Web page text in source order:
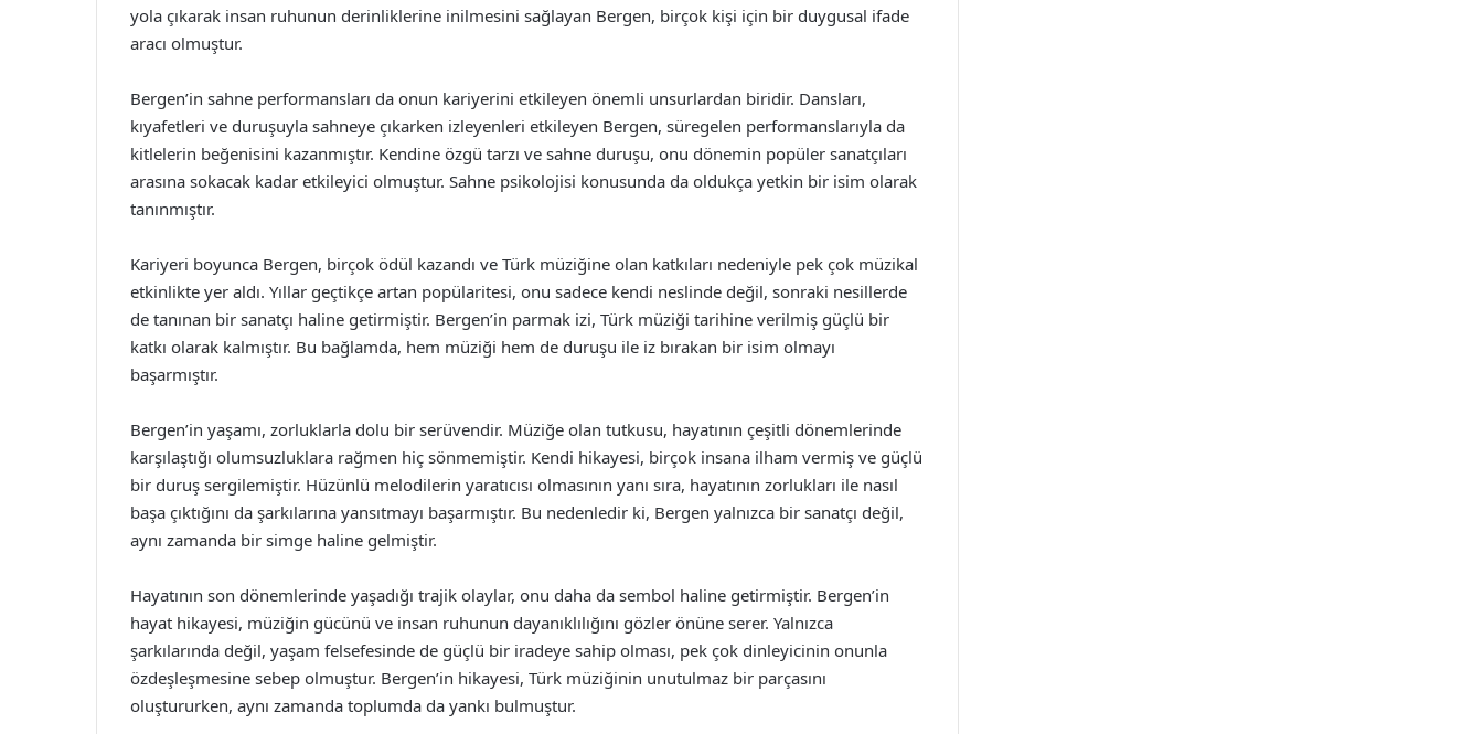
yola çıkarak insan ruhunun derinliklerine inilmesini sağlayan Bergen, birçok kişi için bir duygusal ifade
aracı olmuştur.
Bergen’in sahne performansları da onun kariyerini etkileyen önemli unsurlardan biridir. Dansları,
kıyafetleri ve duruşuyla sahneye çıkarken izleyenleri etkileyen Bergen, süregelen performanslarıyla da
kitlelerin beğenisini kazanmıştır. Kendine özgü tarzı ve sahne duruşu, onu dönemin popüler sanatçıları
arasına sokacak kadar etkileyici olmuştur. Sahne psikolojisi konusunda da oldukça yetkin bir isim olarak
tanınmıştır.
Kariyeri boyunca Bergen, birçok ödül kazandı ve Türk müziğine olan katkıları nedeniyle pek çok müzikal
etkinlikte yer aldı. Yıllar geçtikçe artan popülaritesi, onu sadece kendi neslinde değil, sonraki nesillerde
de tanınan bir sanatçı haline getirmiştir. Bergen’in parmak izi, Türk müziği tarihine verilmiş güçlü bir
katkı olarak kalmıştır. Bu bağlamda, hem müziği hem de duruşu ile iz bırakan bir isim olmayı
başarmıştır.
Bergen’in yaşamı, zorluklarla dolu bir serüvendir. Müziğe olan tutkusu, hayatının çeşitli dönemlerinde
karşılaştığı olumsuzluklara rağmen hiç sönmemiştir. Kendi hikayesi, birçok insana ilham vermiş ve güçlü
bir duruş sergilemiştir. Hüzünlü melodilerin yaratıcısı olmasının yanı sıra, hayatının zorlukları ile nasıl
başa çıktığını da şarkılarına yansıtmayı başarmıştır. Bu nedenledir ki, Bergen yalnızca bir sanatçı değil,
aynı zamanda bir simge haline gelmiştir.
Hayatının son dönemlerinde yaşadığı trajik olaylar, onu daha da sembol haline getirmiştir. Bergen’in
hayat hikayesi, müziğin gücünü ve insan ruhunun dayanıklılığını gözler önüne serer. Yalnızca
şarkılarında değil, yaşam felsefesinde de güçlü bir iradeye sahip olması, pek çok dinleyicinin onunla
özdeşleşmesine sebep olmuştur. Bergen’in hikayesi, Türk müziğinin unutulmaz bir parçasını
oluştururken, aynı zamanda toplumda da yankı bulmuştur.